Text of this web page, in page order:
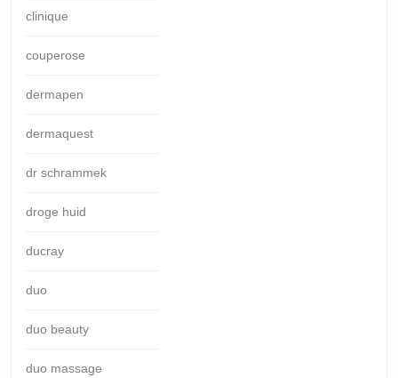
clinique
couperose
dermapen
dermaquest
dr schrammek
droge huid
ducray
duo
duo beauty
duo massage